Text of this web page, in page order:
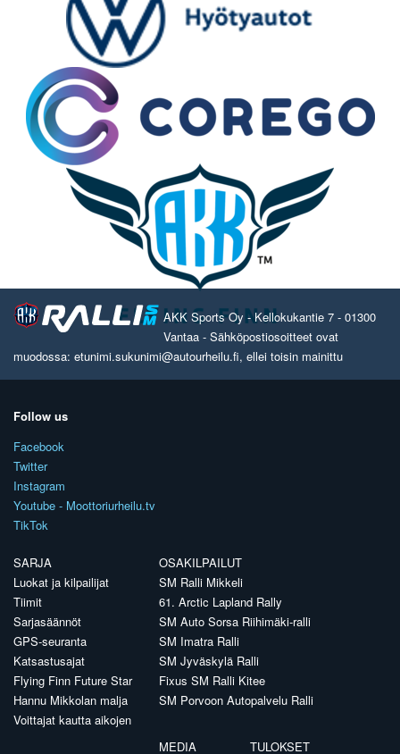
AKK Sports Oy - Kellokukantie 7 - 01300
Vantaa - Sähköpostiosoitteet ovat
muodossa: etunimi.sukunimi@autourheilu.fi, ellei toisin mainittu
Follow us
Facebook
Twitter
Instagram
Youtube - Moottoriurheilu.tv
TikTok
SARJA
Luokat ja kilpailijat
Tiimit
Sarjasäännöt
GPS-seuranta
Katsastusajat
Flying Finn Future Star
Hannu Mikkolan malja
Voittajat kautta aikojen
OSAKILPAILUT
SM Ralli Mikkeli
61. Arctic Lapland Rally
SM Auto Sorsa Riihimäki-ralli
SM Imatra Ralli
SM Jyväskylä Ralli
Fixus SM Ralli Kitee
SM Porvoon Autopalvelu Ralli
MEDIA TULOKSET